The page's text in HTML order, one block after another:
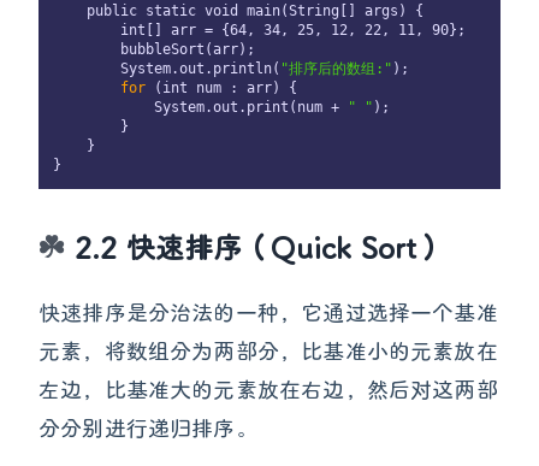
    public static void main(String[] args) {
        int[] arr = {64, 34, 25, 12, 22, 11, 90};
        bubbleSort(arr);
        System.out.println(
"排序后的数组:" );
for (int num : arr) {
            System.out.print(num +
" " );
        }
    }
2.2 快速排序（Quick Sort）
快速排序是分治法的一种，它通过选择一个基准
元素，将数组分为两部分，比基准小的元素放在
左边，比基准大的元素放在右边，然后对这两部
分分别进行递归排序。